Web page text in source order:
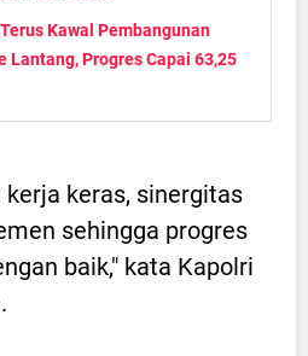
Kawal Pembangunan
Lantang, Progres Capai 63,25
kerja keras, sinergitas
sehingga progres
baik," kata Kapolri